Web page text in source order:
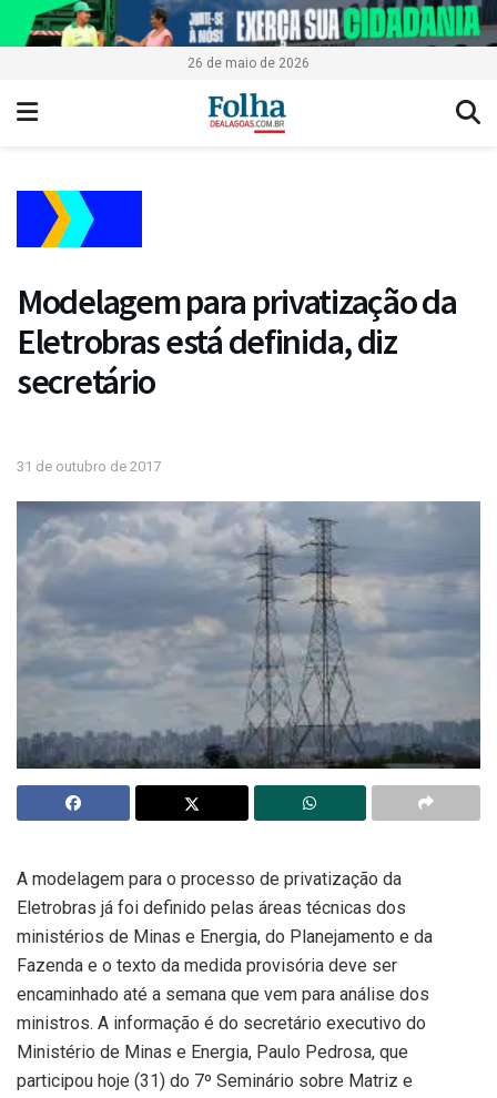
26 de maio de 2026
Modelagem para privatização da
Eletrobras está definida, diz
secretário
31 de outubro de 2017
A modelagem para o processo de privatização da
Eletrobras já foi definido pelas áreas técnicas dos
ministérios de Minas e Energia, do Planejamento e da
Fazenda e o texto da medida provisória deve ser
encaminhado até a semana que vem para análise dos
ministros. A informação é do secretário executivo do
Ministério de Minas e Energia, Paulo Pedrosa, que
participou hoje (31) do 7º Seminário sobre Matriz e